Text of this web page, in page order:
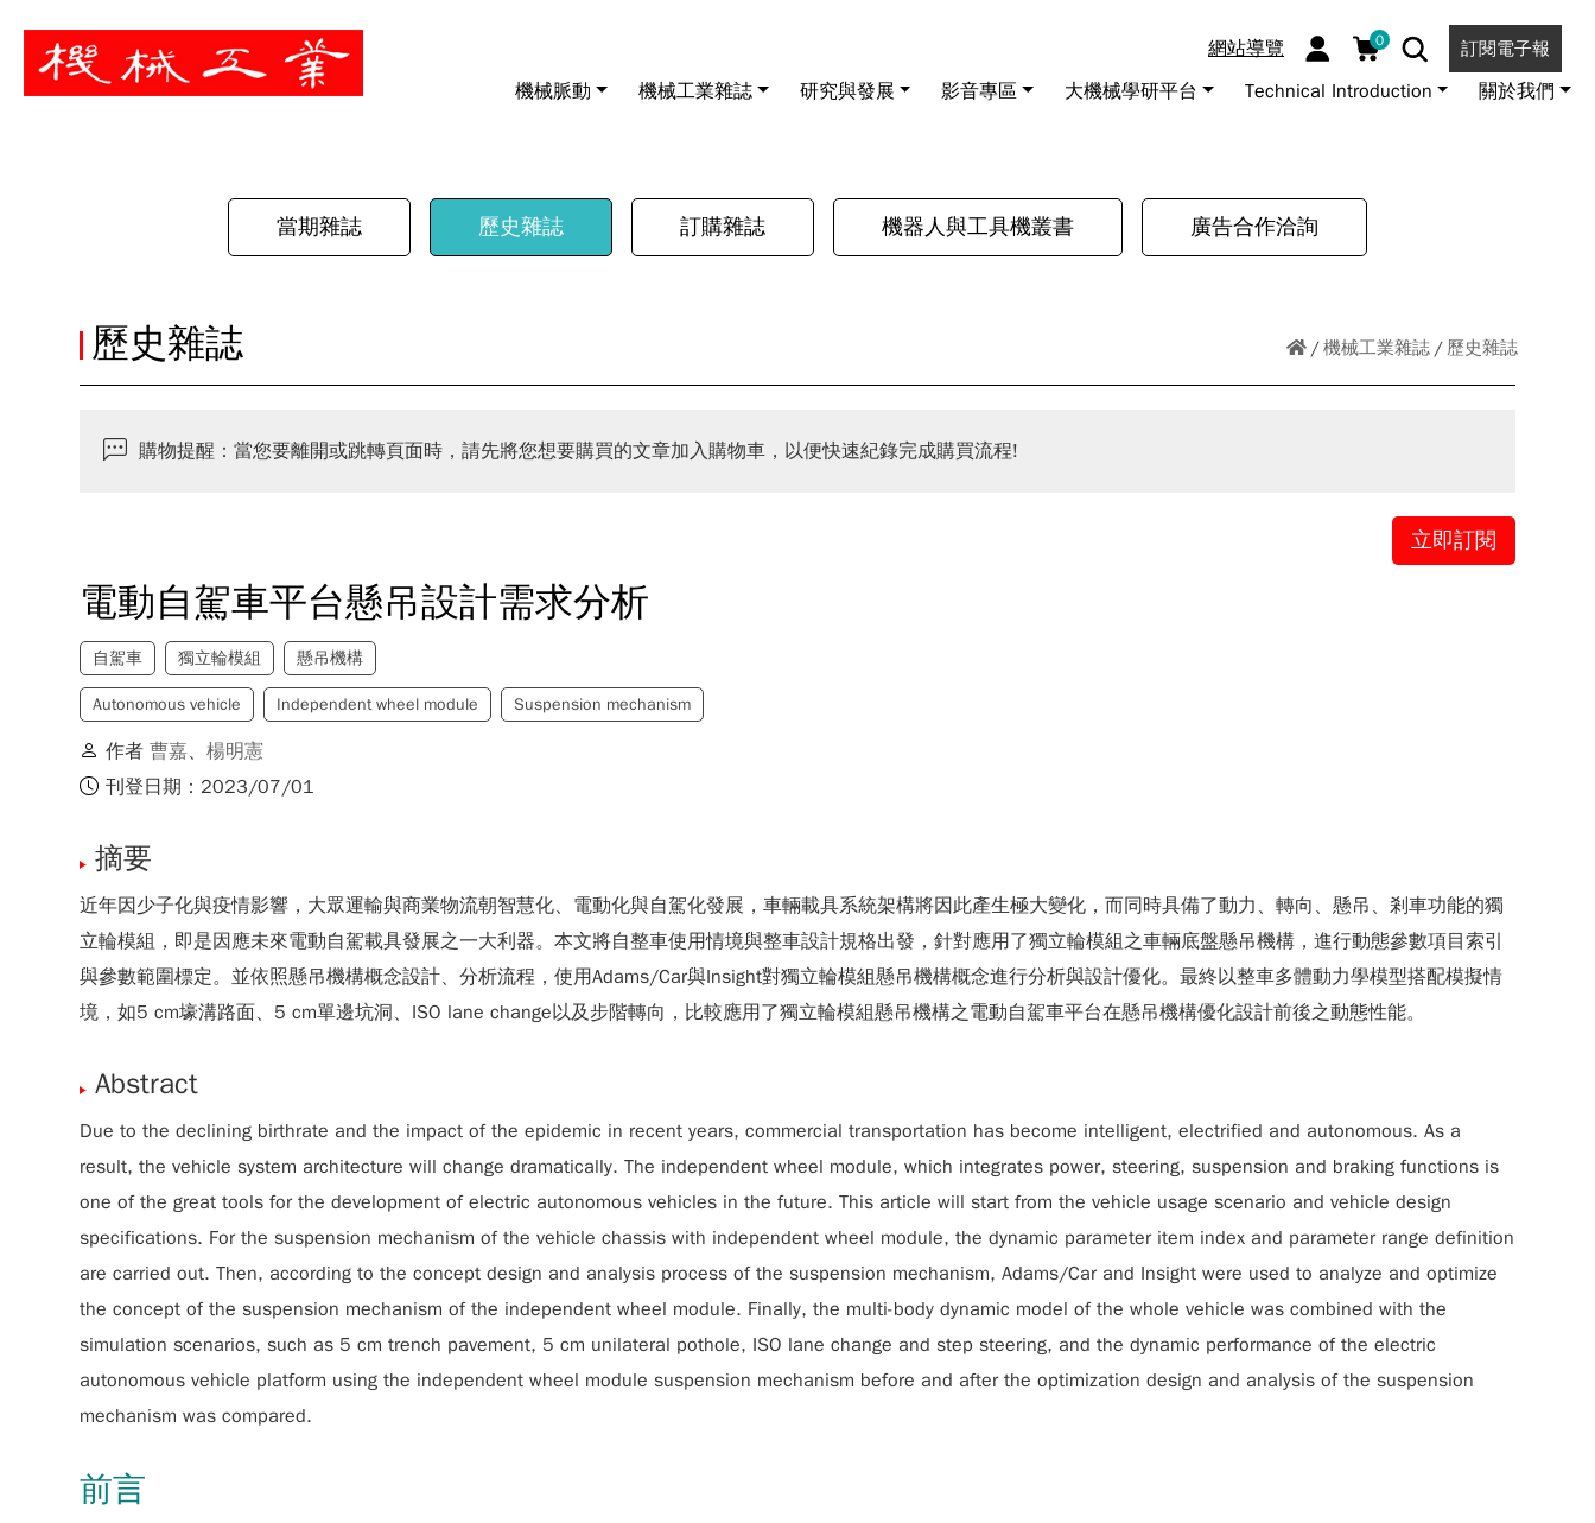
網站導覽 0 訂閱電子報
機械脈動 機械工業雜誌 研究與發展 影音專區 大機械學研平台 Technical Introduction 關於我們
暫停
當期雜誌 歷史雜誌 訂購雜誌 機器人與工具機叢書 廣告合作洽詢
機械工業雜誌 歷史雜誌
歷史雜誌
購物提醒：當您要離開或跳轉頁面時，請先將您想要購買的文章加入購物車，以便快速紀錄完成購買流程!
立即訂閱
電動自駕車平台懸吊設計需求分析
自駕車 獨立輪模組 懸吊機構
Autonomous vehicle Independent wheel module Suspension mechanism
作者曹嘉、楊明憲
刊登日期：2023/07/01
摘要
近年因少子化與疫情影響，大眾運輸與商業物流朝智慧化、電動化與自駕化發展，車輛載具系統架構將因此產生極大變化，而同時具備了動力、轉向、懸吊、剎車功能的獨
立輪模組，即是因應未來電動自駕載具發展之一大利器。本文將自整車使用情境與整車設計規格出發，針對應用了獨立輪模組之車輛底盤懸吊機構，進行動態參數項目索引
與參數範圍標定。並依照懸吊機構概念設計、分析流程，使用Adams/Car與Insight對獨立輪模組懸吊機構概念進行分析與設計優化。最終以整車多體動力學模型搭配模擬情
境，如5 cm壕溝路面、5 cm單邊坑洞、ISO lane change以及步階轉向，比較應用了獨立輪模組懸吊機構之電動自駕車平台在懸吊機構優化設計前後之動態性能。
Abstract
Due to the declining birthrate and the impact of the epidemic in recent years, commercial transportation has become intelligent, electrified and autonomous. As a
result, the vehicle system architecture will change dramatically. The independent wheel module, which integrates power, steering, suspension and braking functions is
one of the great tools for the development of electric autonomous vehicles in the future. This article will start from the vehicle usage scenario and vehicle design
specifications. For the suspension mechanism of the vehicle chassis with independent wheel module, the dynamic parameter item index and parameter range definition
are carried out. Then, according to the concept design and analysis process of the suspension mechanism, Adams/Car and Insight were used to analyze and optimize
the concept of the suspension mechanism of the independent wheel module. Finally, the multi-body dynamic model of the whole vehicle was combined with the
simulation scenarios, such as 5 cm trench pavement, 5 cm unilateral pothole, ISO lane change and step steering, and the dynamic performance of the electric
autonomous vehicle platform using the independent wheel module suspension mechanism before and after the optimization design and analysis of the suspension
mechanism was compared.
前言